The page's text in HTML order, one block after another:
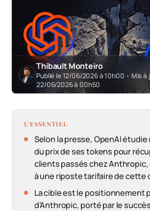
Thibault Monteiro
Publié le 12/06/2026 à 10h00 • Mis à
22/06/2026 à 00h50
L’ESSENTIEL
Selon la presse, OpenAI étudie
du prix de ses tokens pour
clients passés chez Anthropic,
à une riposte tarifaire de cette
La cible est le positionnement
d’Anthropic, porté par le